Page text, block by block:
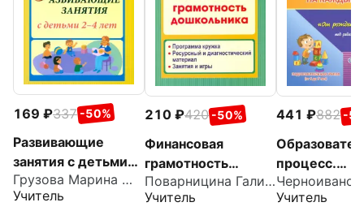
169 337 -50%
Развивающие
занятия с детьми
2-4 лет. ФГОС ДО
Грузова Марина Юрьевна
Учитель
210 420 -50%
Финансовая
грамотность
дошкольника.
Программа кружка.
Поварницина Галина Петровна
Учитель
441 882 -
процесс.
каждый
Учитель